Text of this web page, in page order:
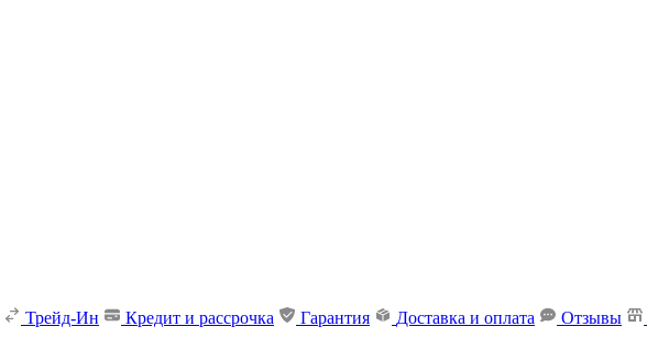
Трейд-Ин Кредит и рассрочка Гарантия Доставка и оплата Отзывы